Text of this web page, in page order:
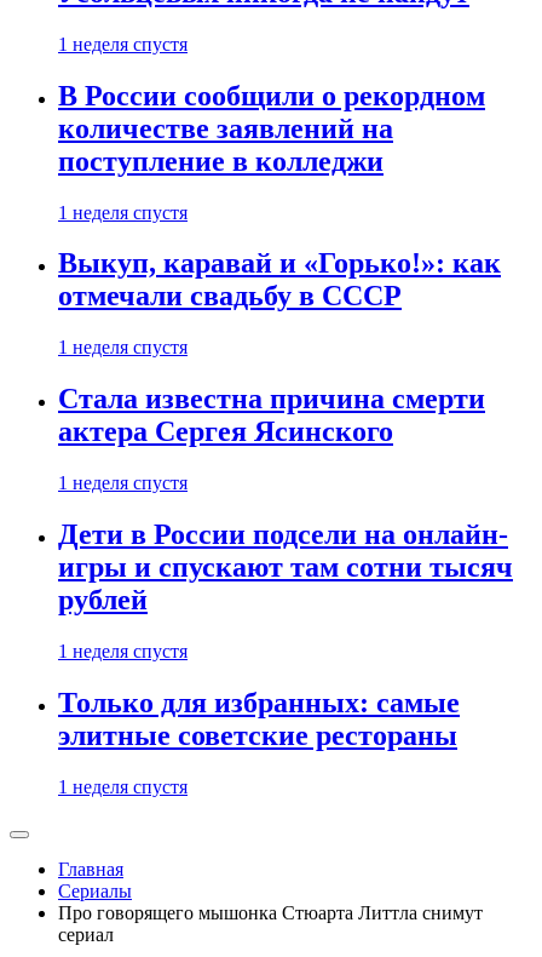
1 неделя спустя
В России сообщили о рекордном
количестве заявлений на
поступление в колледжи
1 неделя спустя
Выкуп, каравай и «Горько!»: как
отмечали свадьбу в СССР
1 неделя спустя
Стала известна причина смерти
актера Сергея Ясинского
1 неделя спустя
Дети в России подсели на онлайн-
игры и спускают там сотни тысяч
рублей
1 неделя спустя
Только для избранных: самые
элитные советские рестораны
1 неделя спустя
Главная
Сериалы
Про говорящего мышонка Стюарта Литтла снимут
сериал